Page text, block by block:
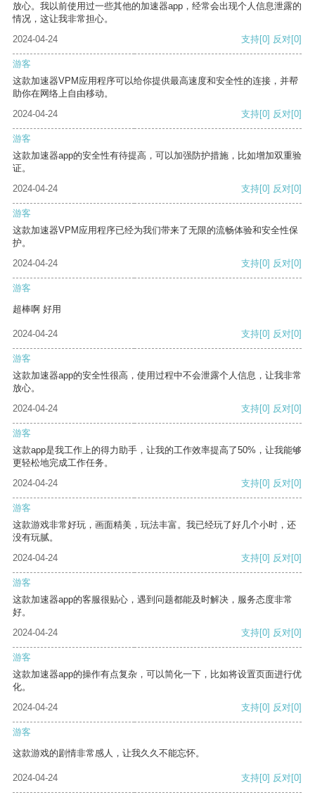
放心。我以前使用过一些其他的加速器app，经常会出现个人信息泄露的
情况，这让我非常担心。
2024-04-24
支持[0] 反对[0]
游客
这款加速器VPM应用程序可以给你提供最高速度和安全性的连接，并帮
助你在网络上自由移动。
2024-04-24
支持[0] 反对[0]
游客
这款加速器app的安全性有待提高，可以加强防护措施，比如增加双重验
证。
2024-04-24
支持[0] 反对[0]
游客
这款加速器VPM应用程序已经为我们带来了无限的流畅体验和安全性保
护。
2024-04-24
支持[0] 反对[0]
游客
超棒啊 好用
2024-04-24 支持[0] 反对[0]
游客
这款加速器app的安全性很高，使用过程中不会泄露个人信息，让我非常
放心。
2024-04-24
支持[0] 反对[0]
游客
这款app是我工作上的得力助手，让我的工作效率提高了50%，让我能够
更轻松地完成工作任务。
2024-04-24
支持[0] 反对[0]
游客
这款游戏非常好玩，画面精美，玩法丰富。我已经玩了好几个小时，还
没有玩腻。
2024-04-24
支持[0] 反对[0]
游客
这款加速器app的客服很贴心，遇到问题都能及时解决，服务态度非常
好。
2024-04-24
支持[0] 反对[0]
游客
这款加速器app的操作有点复杂，可以简化一下，比如将设置页面进行优
化。
2024-04-24
支持[0] 反对[0]
游客
这款游戏的剧情非常感人，让我久久不能忘怀。
2024-04-24 支持[0] 反对[0]